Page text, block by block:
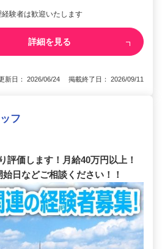
験者は歓迎いたします
詳細を見る
新日： 2026/06/24 掲載終了日： 2026/09/11
フ
評価します！月給40万円以上！
日などご相談ください！！